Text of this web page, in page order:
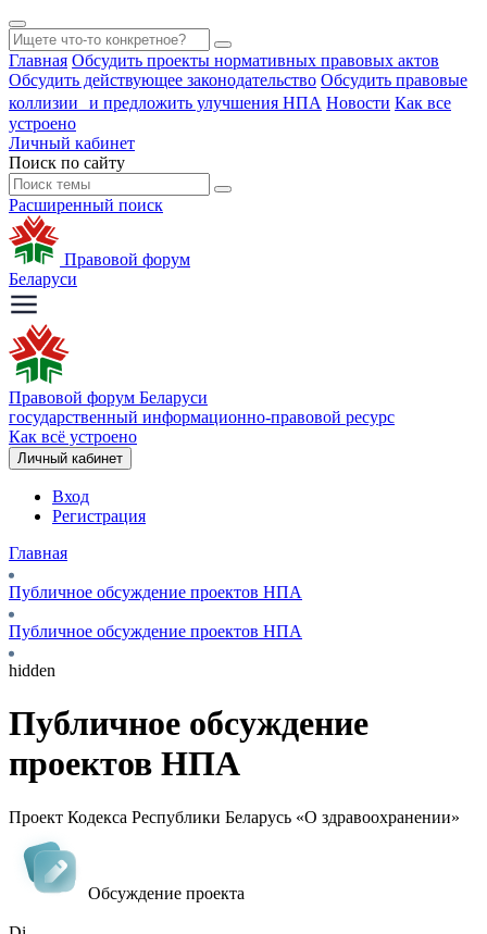
Главная Обсудить проекты нормативных правовых актов
Обсудить действующее законодательство Обсудить правовые
коллизии и предложить улучшения НПА Новости Как все
устроено
Личный кабинет
Поиск по сайту
Расширенный поиск
Правовой форум
Беларуси
Правовой форум Беларуси
государственный информационно-правовой ресурс
Как всё устроено
Личный кабинет
Вход
Регистрация
Главная
Публичное обсуждение проектов НПА
Публичное обсуждение проектов НПА
hidden
Публичное обсуждение
проектов НПА
Проект Кодекса Республики Беларусь «О здравоохранении»
Обсуждение проекта